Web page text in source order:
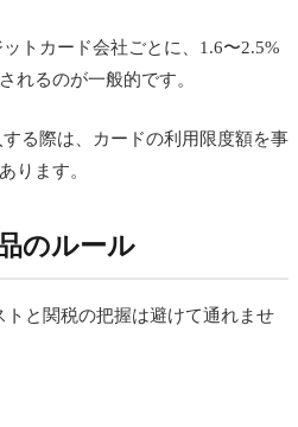
ットカード会社ごとに、1.6〜2.5%
れるのが一般的です。
る際は、カードの利用限度額を事
ります。
のルール
と関税の把握は避けて通れませ